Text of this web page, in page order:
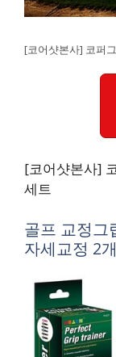
[코어샷본사] 코퍼
[코어샷본사]
세트
골프 교정그
자세교정 2